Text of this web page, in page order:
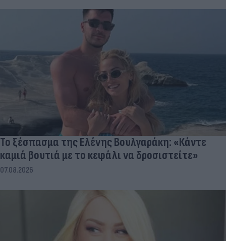
Το ξέσπασμα της Ελένης Βουλγαράκη: «Κάντε
καμιά βουτιά με το κεφάλι να δροσιστείτε»
07.08.2026